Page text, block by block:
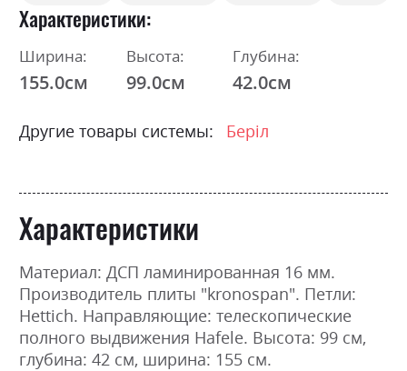
Характеристики
Ширина:
155.0см
Высота:
99.0см
Глубина:
42.0см
Другие товары системы: Беріл
Характеристики
Материал: ДСП ламинированная 16 мм.
Производитель плиты "kronospan". Петли:
Hettich. Направляющие: телескопические
полного выдвижения Hafele. Высота: 99 см,
глубина: 42 см, ширина: 155 см.